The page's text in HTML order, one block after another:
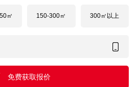
㎡ 150-300㎡ 300㎡以上